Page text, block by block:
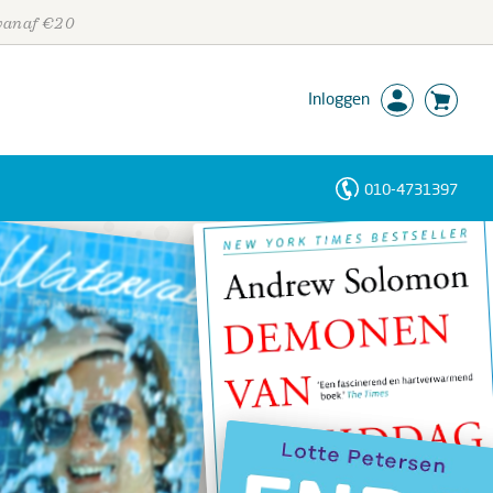
€20
Inloggen
010-4731397
Personen
Trefwoorden